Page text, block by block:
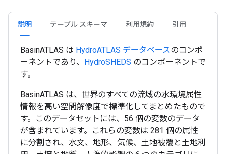
説明 テーブル スキーマ 利用規約 引用
BasinATLAS は HydroATLAS データベースのコンポ
ーネントであり、 HydroSHEDS のコンポーネントで
す。
BasinATLAS は、世界のすべての流域の水環境属性
情報を高い空間解像度で標準化してまとめたもので
す。このデータセットには、56 個の変数のデータ
が含まれています。これらの変数は 281 個の属性
に分割され、水文、地形、気候、土地被覆と土地利